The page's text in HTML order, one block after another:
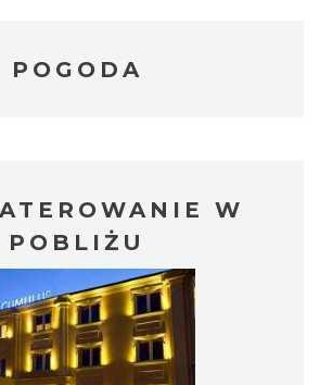
POGODA
W
POBLIŻU